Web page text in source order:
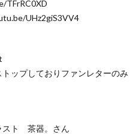
TFrRC0XD
UHz2giS3VV4
ップしておりファンレターのみ
スト 茶器。さん